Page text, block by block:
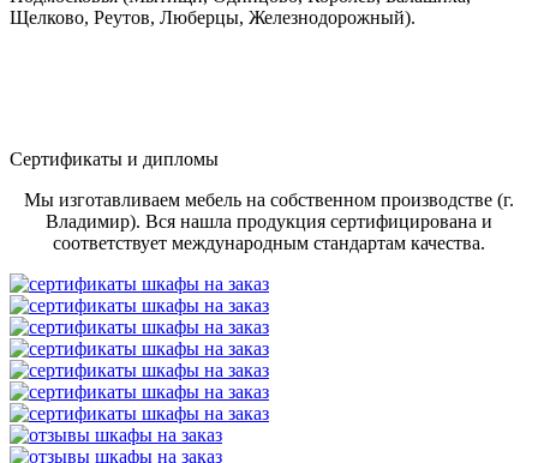
Щелково, Реутов, Люберцы, Железнодорожный).
Сертификаты и дипломы
Мы изготавливаем мебель на собственном производстве (г.
Владимир). Вся нашла продукция сертифицирована и
соответствует международным стандартам качества.